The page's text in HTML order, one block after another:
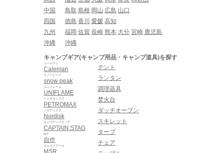
中国
鳥取 島根 岡山 広島 山口
四国
徳島 香川 愛媛 高知
九州
福岡 佐賀 長崎 熊本 大分 宮崎 鹿児島
沖縄
沖縄
キャンプギア(キャンプ用品・キャンプ道具)を探す
Caleman
コールマン
snow peak
スノーピーク
UNIFLAME
ユニフレーム
PETROMAX
ペトロマックス
Nordisk
ノルディスク
CAPTAIN STAG
キャプテンスタッグ
自作
DIY
MSR
エムエスアール
テント
ランタン
調理器具
焚火台
ダッチオーブン
スキレット
タープ
チェア